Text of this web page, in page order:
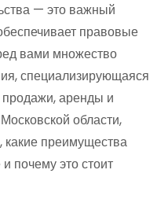
— это важный
правовые
вами множество
специализирующаяся
продажи, аренды и
области,
какие преимущества
почему это стоит